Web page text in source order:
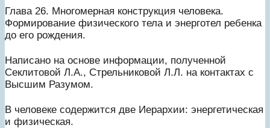
Глава 26. Многомерная конструкция человека.
Формирование физического тела и энерготел ребенка
до его рождения.
Написано на основе информации, полученной
Секлитовой Л.А., Стрельниковой Л.Л. на контактах с
Высшим Разумом.
В человеке содержится две Иерархии: энергетическая
и физическая.